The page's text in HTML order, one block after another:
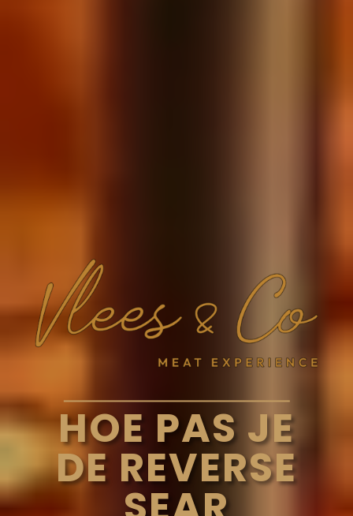
HOE PAS JE
DE REVERSE